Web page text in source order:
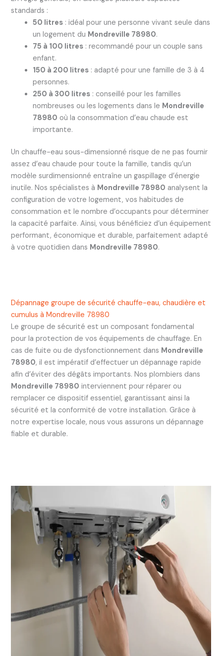
standards :
50 litres: idéal pour une personne vivant seule dans
un logement du Mondreville 78980.
75 à 100 litres: recommandé pour un couple sans
enfant.
150 à 200 litres: adapté pour une famille de 3 à 4
personnes.
250 à 300 litres: conseillé pour les familles
nombreuses ou les logements dans le Mondreville
78980 où la consommation d’eau chaude est
importante.
Un chauffe-eau sous-dimensionné risque de ne pas fournir
assez d’eau chaude pour toute la famille, tandis qu’un
modèle surdimensionné entraîne un gaspillage d’énergie
inutile. Nos spécialistes à Mondreville 78980 analysent la
configuration de votre logement, vos habitudes de
consommation et le nombre d’occupants pour déterminer
la capacité parfaite. Ainsi, vous bénéficiez d’un équipement
performant, économique et durable, parfaitement adapté
à votre quotidien dans Mondreville 78980.
Dépannage groupe de sécurité chauffe-eau, chaudière et
cumulus à Mondreville 78980
Le groupe de sécurité est un composant fondamental
pour la protection de vos équipements de chauffage. En
cas de fuite ou de dysfonctionnement dans Mondreville
78980, il est impératif d’effectuer un dépannage rapide
afin d’éviter des dégâts importants. Nos plombiers dans
Mondreville 78980 interviennent pour réparer ou
remplacer ce dispositif essentiel, garantissant ainsi la
sécurité et la conformité de votre installation. Grâce à
notre expertise locale, nous vous assurons un dépannage
fiable et durable.